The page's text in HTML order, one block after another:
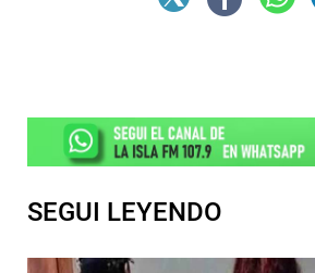
SEGUI LEYENDO